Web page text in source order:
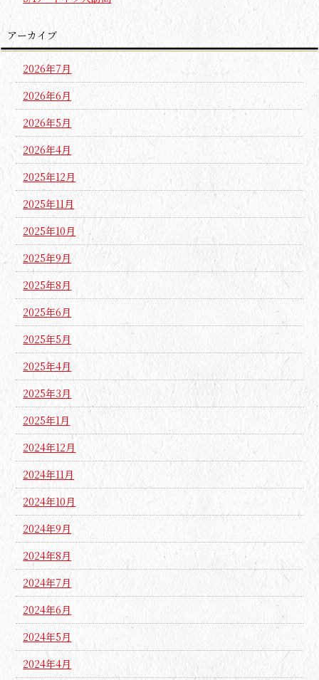
アーカイブ
2026年7月
2026年6月
2026年5月
2026年4月
2025年12月
2025年11月
2025年10月
2025年9月
2025年8月
2025年6月
2025年5月
2025年4月
2025年3月
2025年1月
2024年12月
2024年11月
2024年10月
2024年9月
2024年8月
2024年7月
2024年6月
2024年5月
2024年4月